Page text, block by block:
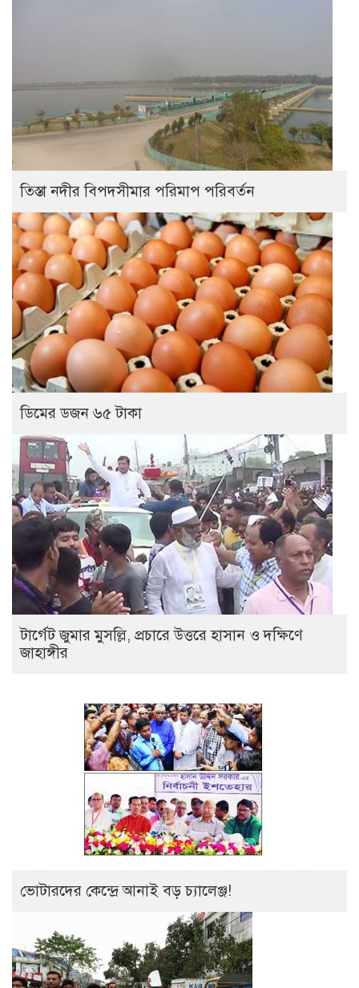
তিস্তা নদীর বিপদসীমার পরিমাপ পরিবর্তন
ডিমের ডজন ৬৫ টাকা
টার্গেট জুমার মুসল্লি, প্রচারে উত্তরে হাসান ও দক্ষিণে
জাহাঙ্গীর
ভোটারদের কেন্দ্রে আনাই বড় চ্যালেঞ্জ!